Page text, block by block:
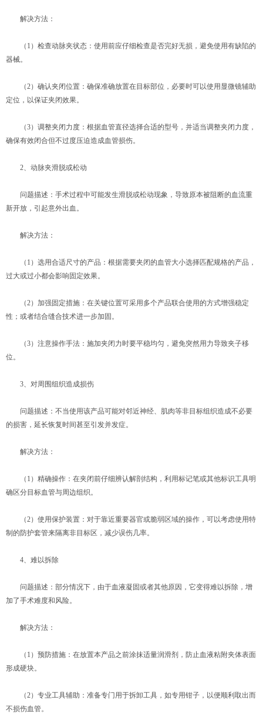
解决方法：
（1）检查动脉夹状态：使用前应仔细检查是否完好无损，避免使用有缺陷的
器械。
（2）确认夹闭位置：确保准确放置在目标部位，必要时可以使用显微镜辅助
定位，以保证夹闭效果。
（3）调整夹闭力度：根据血管直径选择合适的型号，并适当调整夹闭力度，
确保有效闭合但不过度压迫造成血管损伤。
2、动脉夹滑脱或松动
问题描述：手术过程中可能发生滑脱或松动现象，导致原本被阻断的血流重
新开放，引起意外出血。
解决方法：
（1）选用合适尺寸的产品：根据需要夹闭的血管大小选择匹配规格的产品，
过大或过小都会影响固定效果。
（2）加强固定措施：在关键位置可采用多个产品联合使用的方式增强稳定
性；或者结合缝合技术进一步加固。
（3）注意操作手法：施加夹闭力时要平稳均匀，避免突然用力导致夹子移
位。
3、对周围组织造成损伤
问题描述：不当使用该产品可能对邻近神经、肌肉等非目标组织造成不必要
的损害，延长恢复时间甚至引发并发症。
解决方法：
（1）精确操作：在夹闭前仔细辨认解剖结构，利用标记笔或其他标识工具明
确区分目标血管与周边组织。
（2）使用保护装置：对于靠近重要器官或脆弱区域的操作，可以考虑使用特
制的防护套管来隔离非目标区，减少误伤几率。
4、难以拆除
问题描述：部分情况下，由于血液凝固或者其他原因，它变得难以拆除，增
加了手术难度和风险。
解决方法：
（1）预防措施：在放置本产品之前涂抹适量润滑剂，防止血液粘附夹体表面
形成硬块。
（2）专业工具辅助：准备专门用于拆卸工具，如专用钳子，以便顺利取出而
不损伤血管。